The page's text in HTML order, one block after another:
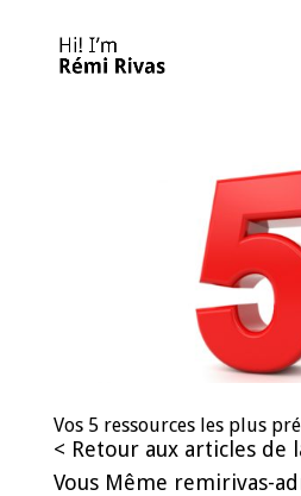
Vos 5 ressources les plus
< Retour aux articles de
Vous Même remirivas-